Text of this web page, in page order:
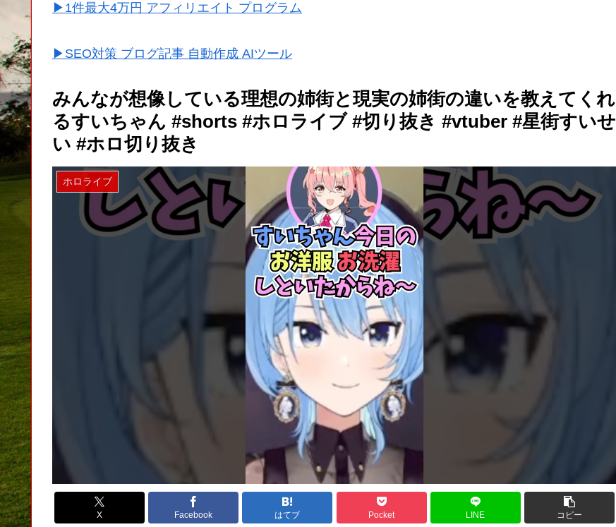
▶1件最大4万円 アフィリエイト プログラム
▶SEO対策 ブログ記事 自動作成 AIツール
みんなが想像している理想の姉街と現実の姉街の違いを教えてくれ
るすいちゃん #shorts #ホロライブ #切り抜き #vtuber #星街すいせ
い #ホロ切り抜き
ホロライブ
X Facebook はてブ Pocket LINE コピー